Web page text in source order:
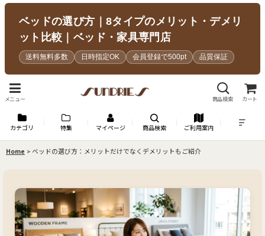
ベッドの選び方｜8タイプのメリット・デメリ
ット比較｜ベッド・家具専門店
送料無料多数 日時指定OK 会員登録で500pt 品質保証
メニュー 商品検索 カート
カテゴリ 特集 マイページ 商品検索 ご利用案内
Home > ベッドの選び方：メリットだけでなくデメリットもご紹介